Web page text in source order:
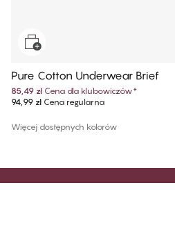
Pure Cotton Underwear Brief
85,49 zł Cena dla klubowiczów*
94,99 złCena regularna
Więcej dostępnych kolorów